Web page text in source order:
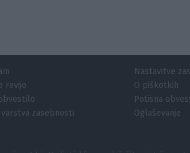
revijo
zasebnosti
Nastavitve
O piškotkih
Potisna
Oglaševanje